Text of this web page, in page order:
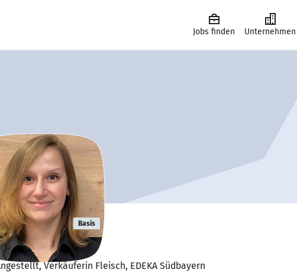
Jobs finden Unternehmen
Meier Basis
für Projekte. 🔎
Verkäuferin Fleisch, EDEKA Südbayern